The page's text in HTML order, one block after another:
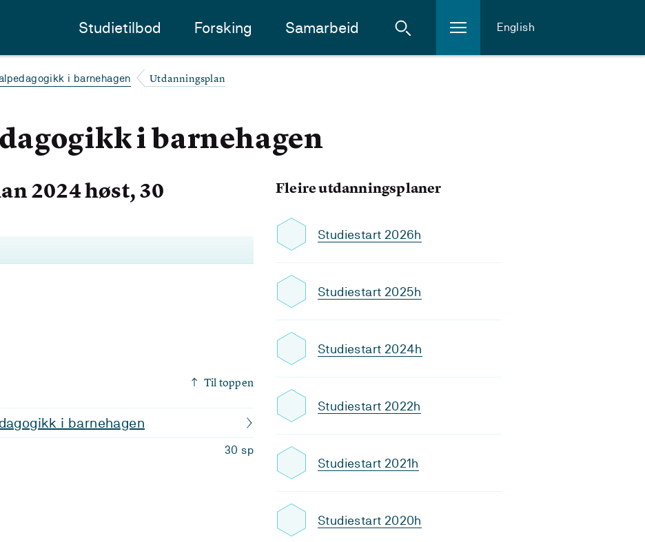
Studietilbod Forsking Samarbeid English
i barnehagen Utdanningsplan
i barnehagen
Fleire utdanningsplaner
Studiestart 2026h
Studiestart 2025h
Studiestart 2024h
Studiestart 2022h
Studiestart 2021h
Studiestart 2020h
2024 høst, 30
Til toppen
i barnehagen
30 sp